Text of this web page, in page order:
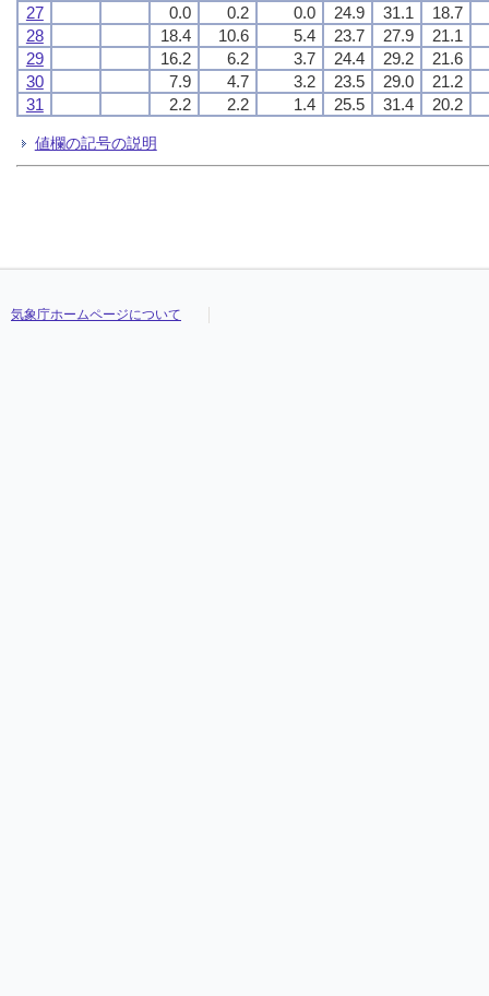
27
0.0 0.2 0.0 24.9 31.1
18.7
28
18.4 10.6 5.4 23.7 27.9
21.1
29
16.2 6.2 3.7 24.4 29.2
21.6
30
7.9 4.7 3.2 23.5 29.0
21.2
31
2.2 2.2 1.4 25.5 31.4 20.2
値欄の記号の説明
気象庁ホームページについて